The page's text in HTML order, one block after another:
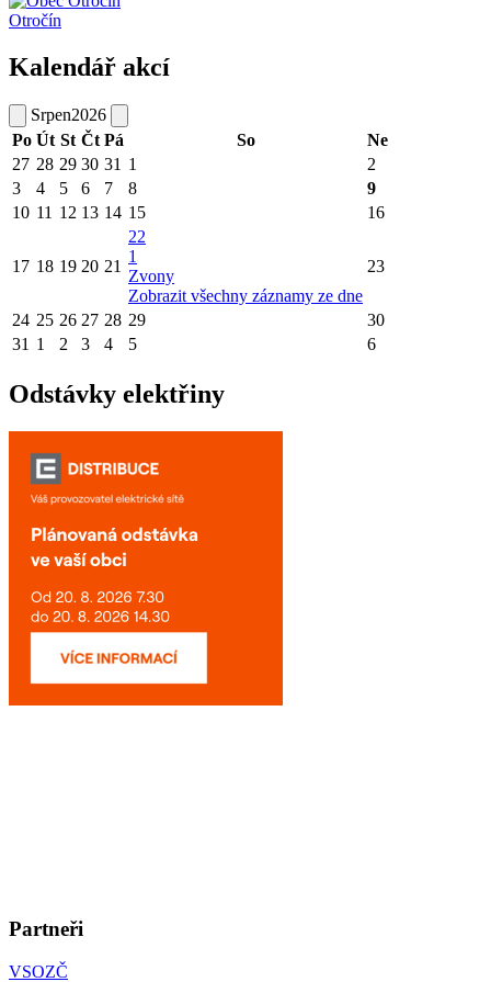
Otročín
Kalendář akcí
Srpen2026
Po Út St Čt Pá So
Ne
27 28 29 30 31 1
2
3
4 5 6 7 8
9
10 11 12 13 14 15 16
17 18 19 20 21
22
1
Zvony
Zobrazit všechny záznamy ze dne
23
24 25 26 27 28 29
30
31 1 2 3 4 5 6
Odstávky elektřiny
Partneři
VSOZČ